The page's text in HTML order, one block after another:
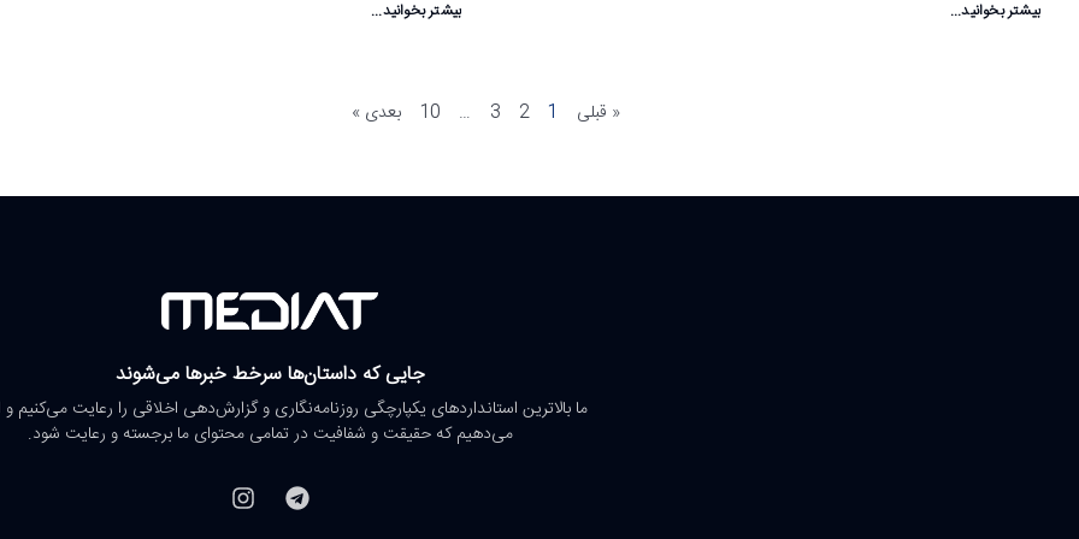
بیشتر بخوانید... بیشتر بخوانید...
« قبلی 1
2
3
…
10 بعدی »
جایی که داستان‌ها سرخط خبرها می‌شوند
ما بالاترین استانداردهای یکپارچگی روزنامه‌نگاری و گزارش‌دهی اخلاقی را رعایت می‌کنیم و
می‌دهیم که حقیقت و شفافیت در تمامی محتوای ما برجسته و رعایت شود.